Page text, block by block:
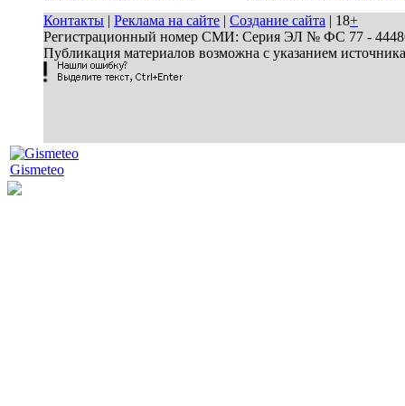
Контакты | Реклама на сайте | Создание сайта | 18+
Регистрационный номер СМИ: Серия ЭЛ № ФС 77 - 44486
Публикация материалов возможна с указанием
Gismeteo